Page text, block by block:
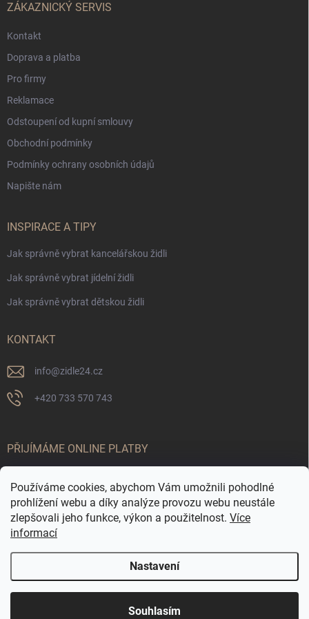
Používáme cookies, abychom Vám umožnili pohodlné
prohlížení webu a díky analýze provozu webu neustále
zlepšovali jeho funkce, výkon a použitelnost. Více
informací
Nastavení
Souhlasím
vybrané produkty. Akce platí pouze po omezenou
ZÁKAZNICKÝ SERVIS
Kontakt
Doprava a platba
Pro firmy
Reklamace
Odstoupení od kupní smlouvy
Obchodní podmínky
Podmínky ochrany osobních údajů
Napište nám
INSPIRACE A TIPY
Jak správně vybrat kancelářskou židli
Jak správně vybrat jídelní židli
Jak správně vybrat dětskou židli
KONTAKT
info@zidle24.cz
+420 733 570 743
PŘIJÍMÁME ONLINE PLATBY
Židle24.cz . Všechna práva vyhrazena.